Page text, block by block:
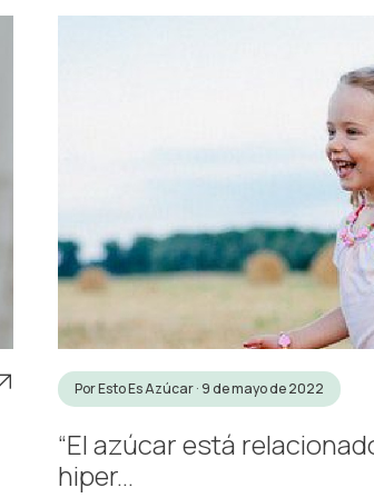
Por Esto Es Azúcar · 9 de mayo de 2022
“El azúcar está
hiper...